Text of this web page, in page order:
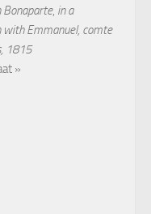
Bonaparte, in a
with Emmanuel, comte
1815
»